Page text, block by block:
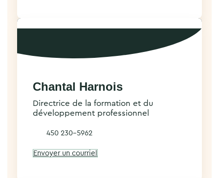
Chantal Harnois
Directrice de la formation et du
développement professionnel
450 230-5962
Envoyer un courriel